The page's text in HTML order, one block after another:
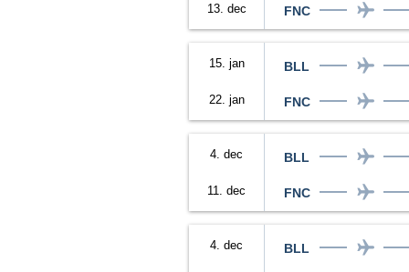
13. dec FNC
15. jan
22. jan
BLL
FNC
4. dec
11. dec
BLL
FNC
4. dec BLL